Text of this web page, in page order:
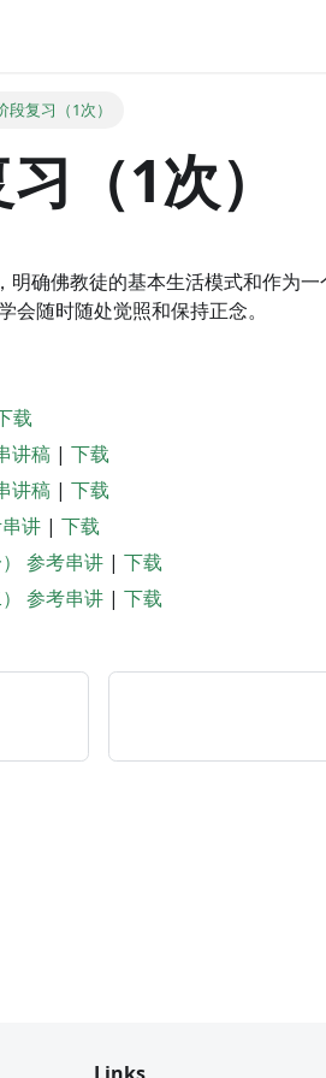
段复习（1次）
（1次）
确佛教徒的基本生活模式和作为
随时随处觉照和保持正念。
载
讲稿 | 下载
讲稿 | 下载
讲 | 下载
参考串讲 | 下载
参考串讲 | 下载